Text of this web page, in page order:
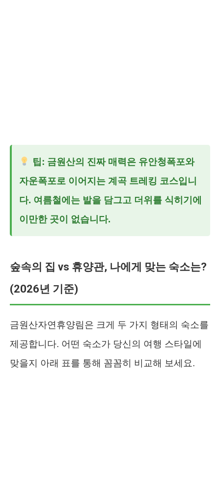
팁: 금원산의 진짜 매력은 유안청폭포와
자운폭포로 이어지는 계곡 트레킹 코스입니
다. 여름철에는 발을 담그고 더위를 식히기에
이만한 곳이 없습니다.
숲속의 집 vs 휴양관, 나에게 맞는 숙소는?
(2026년 기준)
금원산자연휴양림은 크게 두 가지 형태의 숙소를
제공합니다. 어떤 숙소가 당신의 여행 스타일에
맞을지 아래 표를 통해 꼼꼼히 비교해 보세요.